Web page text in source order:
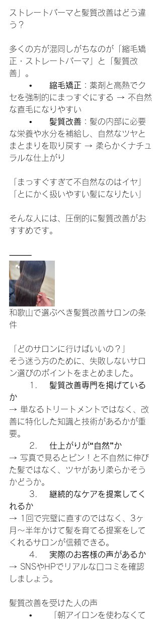
ストレートパーマと髪質改善はどう違
う？
多くの方が混同しがちなのが「縮毛矯
正・ストレートパーマ」と「髪質改
善」。
縮毛矯正 ：薬剤と高熱でク
セを強制的にまっすぐにする → 不自然
な直毛になりやすい
髪質改善 ：髪の内部に必要
な栄養や水分を補給し、自然なツヤと
まとまりを取り戻す → 柔らかくナチュ
ラルな仕上がり
「まっすぐすぎて不自然なのはイヤ」
「とにかく扱いやすい髪になりたい」
そんな人には、圧倒的に髪質改善がお
すすめです。
⸻
和歌山で選ぶべき髪質改善サロンの条
件
「どのサロンに行けばいいの？」
そう迷う方のために、失敗しないサロ
ン選びのポイントをまとめました。
髪質改善専門を掲げている
か
→ 単なるトリートメントではなく、改
善に特化した知識と技術があるかが重
要。
仕上がりが“自然”か
→ 写真で見るとピン！と不自然に伸び
た髪ではなく、ツヤがあり柔らかそう
かどうか。
継続的なケアを提案してく
れるか
→ 1回で完璧に直すのではなく、3ヶ
月〜半年かけて髪を育てる提案をして
くれるサロンが信頼できる。
実際のお客様の声があるか
→ SNSやHPでリアルな口コミを確認
しましょう。
髪質改善を受けた人の声